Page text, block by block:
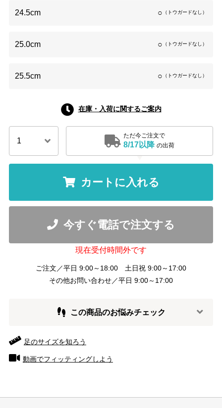
24.5cm （トウガードなし）
○
25.0cm （トウガードなし）
○
25.5cm （トウガードなし）
○
在庫・入荷に関するご案内
ただ今ご注文で
8/17以降 の出荷
カートに入れる
今すぐ電話で注文する
現在受付時間外です
ご注文／平日 9:00～18:00 土日祝 9:00～17:00
その他お問い合わせ／平日 9:00～17:00
この商品のお悩みチェック
足のサイズを知ろう
動画でフィッティングしよう